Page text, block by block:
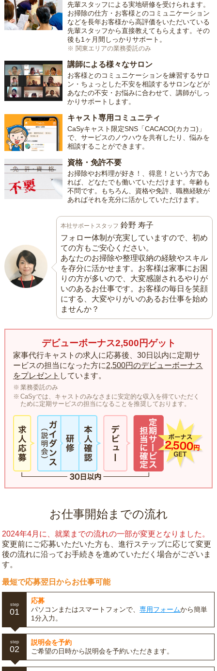
先輩スタッフによる実地研修を受けられます。
お掃除の仕方・お客様とのコミュニケーション
などを長年お客様から高評価をいただいている
先輩スタッフから直接教えてもらえます。その
後も1ヶ月間しっかりサポート。
※ 関東エリアの業務委託のみ
講師による様々なサロン
お客様とのコミュニケーションを練習するサロ
ン・ちょっとした不安を相談するサロンなどが
あなたの不安・お悩みに合わせて、講師がしっ
かりサポートします。
キャスト専用コミュニティ
CaSyキャスト限定SNS「CACACO(カカコ)」
で、サービスのノウハウを共有したり、悩みを
相談することができます。
資格・免許不要
お掃除やお料理が好き！、得意！という方であ
れば、どなたでも働いていただけます。年齢も
不問です。もちろん、資格や免許、職務経験が
あればそれを充分に活かしていただけます。
本社サポートスタッフ 鈴野 寿子
フォロー体制が充実していますので、初め
ての方もご安心ください。
あなたのお掃除や整理収納の経験やスキル
を存分に活かせます。お客様は家事にお困
りの方が多いので、大変感謝されるやりが
いのあるお仕事です。お客様の毎日を笑顔
にする、大変やりがいのあるお仕事を始め
ませんか？
デビューボーナス2,500円ゲット
家事代行キャストの求人に応募後、30日以内に定期サ
ービスの担当になった方に2,500円のデビューボーナス
をプレゼント しています。
業務委託のみ
CaSyでは、キャストのみなさまに安定的な収入を得ていただく
ために定期サービスの担当になることを推奨しております。
お仕事開始までの流れ
2024年4月に、就業までの流れの一部が変更となりました。
変更前にご応募いただいた方も、進行ステップに応じて変更
後の流れに沿ってお手続きを進めていただく場合がございま
す。
最短で応募翌日からお仕事可能
step
01
応募
パソコンまたはスマートフォンで、専用フォームから簡単
1分入力。
step
02
説明会を予約
ご希望の日時から説明会を予約いただきます。